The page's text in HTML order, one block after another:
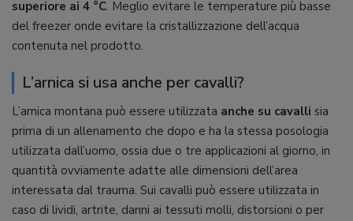
superiore ai 4 °C. Meglio evitare le temperature più basse
del freezer onde evitare la cristallizzazione dell’acqua
contenuta nel prodotto.
L’arnica si usa anche per cavalli?
L’arnica montana può essere utilizzata anche su cavalli sia
prima di un allenamento che dopo e ha la stessa posologia
utilizzata dall’uomo, ossia due o tre applicazioni al giorno, in
quantità ovviamente adatte alle dimensioni dell’area
interessata dal trauma. Sui cavalli può essere utilizzata in
caso di lividi, artrite, danni ai tessuti molli, distorsioni o per